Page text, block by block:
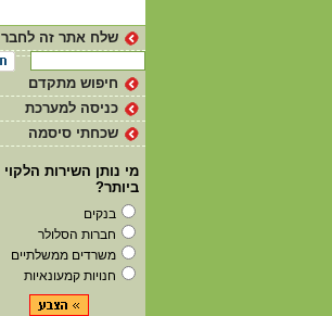
שלח אתר זה לחבר
חיפוש מתקדם
כניסה למערכת
שכחתי סיסמה
מי נותן השירות הלקוי
ביותר?
בנקים
חברות הסלולר
משרדים ממשלתיים
חנויות קמעונאיות